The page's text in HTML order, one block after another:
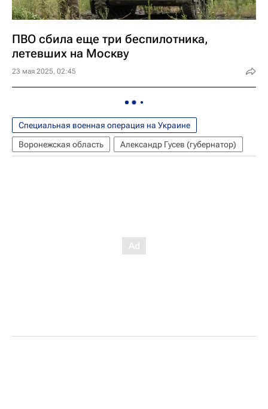
ПВО сбила еще три беспилотника,
летевших на Москву
23 мая 2025, 02:45
Специальная военная операция на Украине
Воронежская область
Александр Гусев (губернатор)